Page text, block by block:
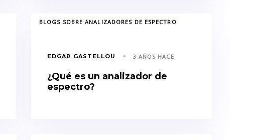
TAGSBLOGS SOBRE ANALIZADORES DE ESPECTRO
EDGAR GASTELLOU 3 AÑOS HACE
¿Qué es un analizador de
espectro?